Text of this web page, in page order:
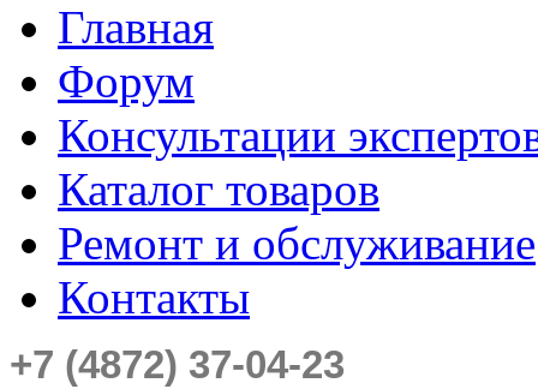
Главная
Форум
Консультации
Каталог товаров
Ремонт и обслуживание
Контакты
+7 (4872) 37-04-23